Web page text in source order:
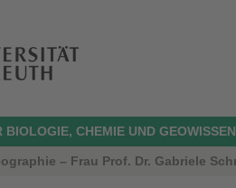
BIOLOGIE, CHEMIE UND
– Frau Prof. Dr. Gabriele